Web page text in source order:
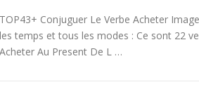
TOP43+ Conjuguer Le Verbe Acheter
les temps et tous les modes : Ce sont 22
Acheter Au Present De L …